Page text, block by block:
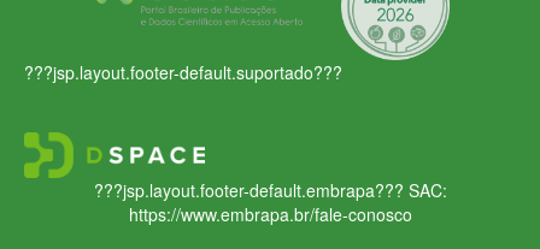
???jsp.layout.footer-default.suportado???
???jsp.layout.footer-default.embrapa??? SAC:
https://www.embrapa.br/fale-conosco